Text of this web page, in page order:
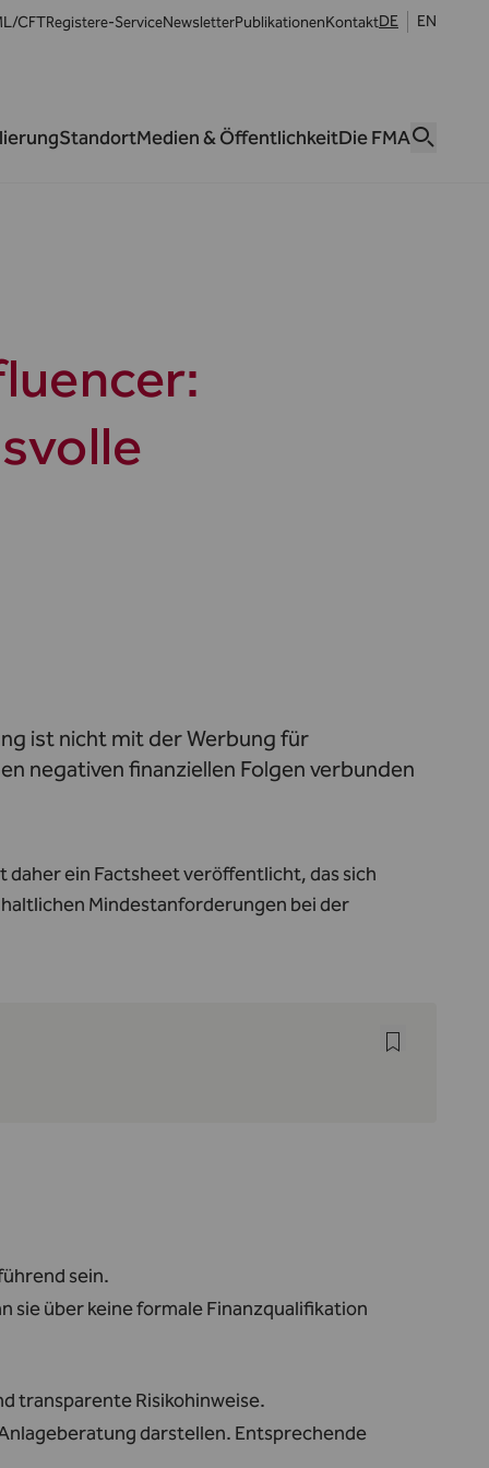
CFTRegistere-ServiceNewsletterPublikationenKontaktDE EN
StandortMedien & ÖffentlichkeitDie FMA
ist nicht mit der Werbung für
negativen finanziellen Folgen verbunden
daher ein Factsheet veröffentlicht, das sich
Mindestanforderungen bei der
sein.
sie über keine formale Finanzqualifikation
transparente Risikohinweise.
darstellen. Entsprechende